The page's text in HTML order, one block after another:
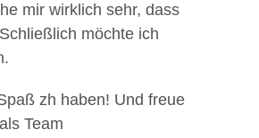
mir wirklich sehr, dass
möchte ich
zh haben! Und freue
Team